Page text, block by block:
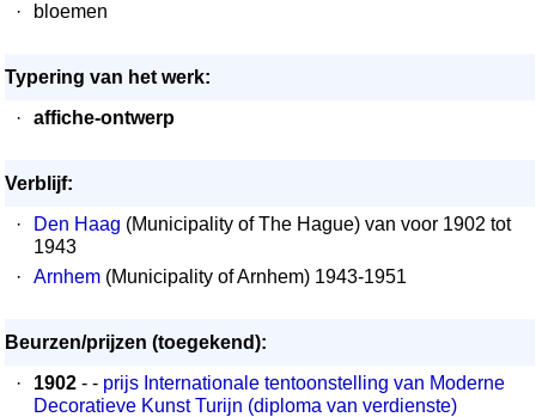
·
bloemen
Typering van het werk:
·
affiche-ontwerp
Verblijf:
·
Den Haag (Municipality of The Hague) van voor 1902 tot
1943
·
Arnhem (Municipality of Arnhem) 1943-1951
Beurzen/prijzen (toegekend):
·
1902 - - prijs Internationale tentoonstelling van Moderne
Decoratieve Kunst Turijn (diploma van verdienste)